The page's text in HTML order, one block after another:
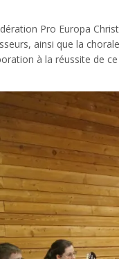
Pro Europa
ainsi que la
à la réussite de